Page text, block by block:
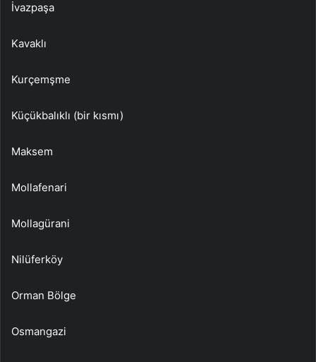
İvazpaşa
Kavaklı
Kurçemşme
Küçükbalıklı (bir kısmı)
Maksem
Mollafenari
Mollagürani
Nilüferköy
Orman Bölge
Osmangazi